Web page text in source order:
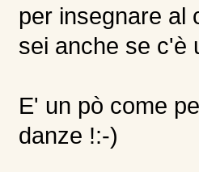
per insegnare al
sei anche se c'è
E' un pò come
danze !:-)